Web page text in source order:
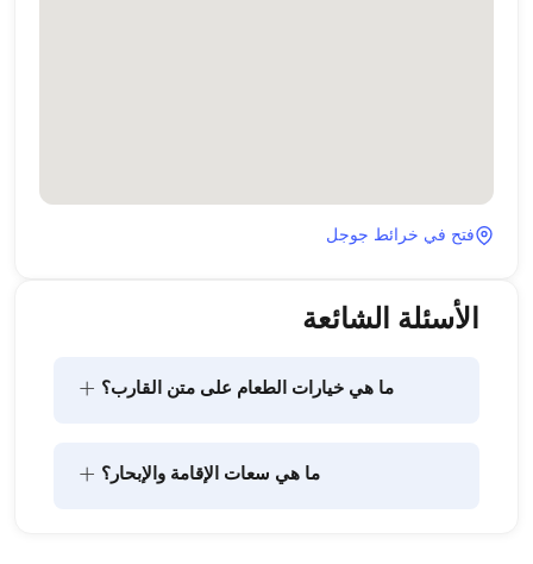
فتح في خرائط جوجل
الأسئلة الشائعة
ما هي خيارات الطعام على متن القارب؟ +
ما هي سعات الإقامة والإبحار؟ +